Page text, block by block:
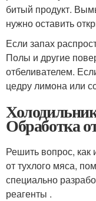
битый продукт.
нужно оставить
Если запах
Полы и другие
отбеливателем.
цедру лимона или
Обработка
Решить вопрос, как
от тухлого мяса,
специально
реагенты .